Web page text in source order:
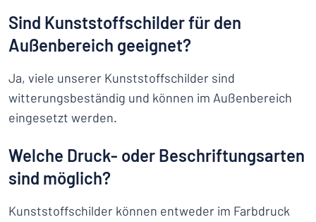
Sind Kunststoffschilder für den
Außenbereich geeignet?
Ja, viele unserer Kunststoffschilder sind
witterungsbeständig und können im Außenbereich
eingesetzt werden.
Welche Druck- oder Beschriftungsarten
sind möglich?
Kunststoffschilder können entweder im Farbdruck